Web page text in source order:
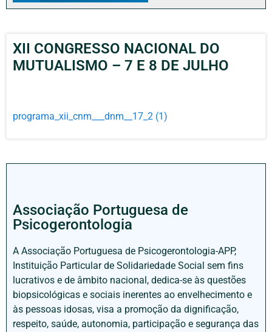
XII CONGRESSO NACIONAL DO
MUTUALISMO – 7 E 8 DE JULHO
programa_xii_cnm___dnm__17_2 (1)
Associação Portuguesa de
Psicogerontologia
A Associação Portuguesa de Psicogerontologia-APP,
Instituição Particular de Solidariedade Social sem fins
lucrativos e de âmbito nacional, dedica-se às questões
biopsicológicas e sociais inerentes ao envelhecimento e
às pessoas idosas, visa a promoção da dignificação,
respeito, saúde, autonomia, participação e segurança das